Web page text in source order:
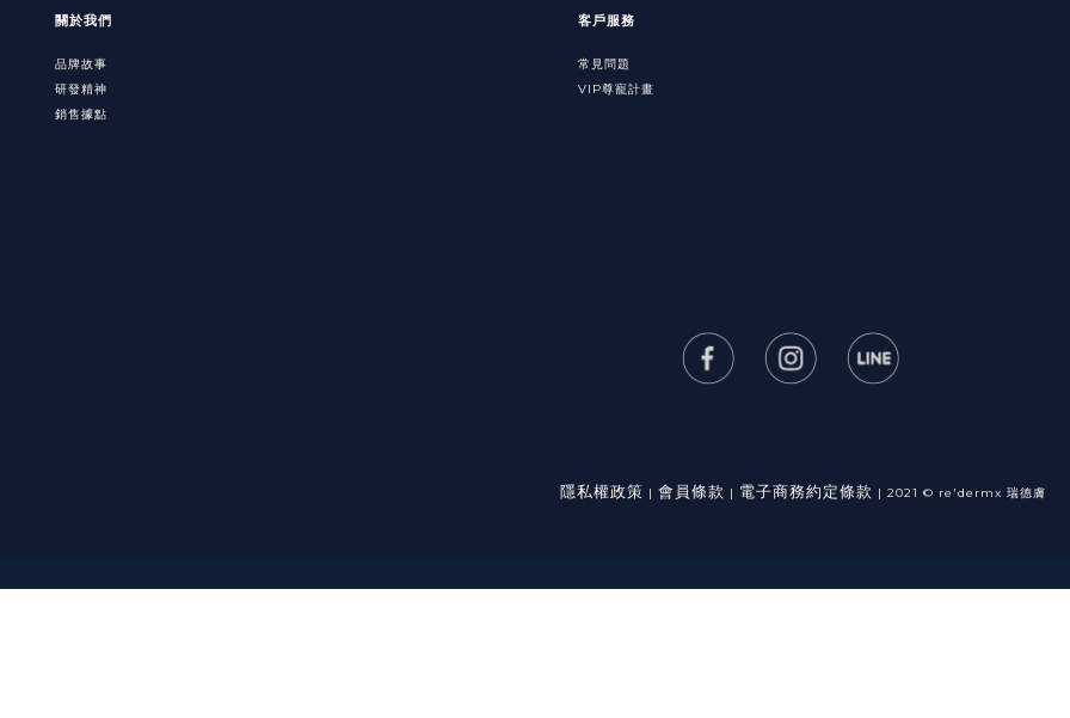
關於我們
品牌故事
研發精神
銷售據點
客戶服務
常見問題
VIP尊寵計畫
隱私權政策 | 會員條款 | 電子商務約定條款 | 2021 © re'dermx 瑞德膚